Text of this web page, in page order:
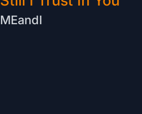
MEandI